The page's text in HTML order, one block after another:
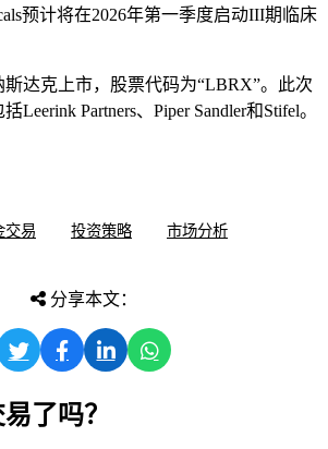
预计将在2026年第一季度启动III期临床
达克上市，股票代码为“LBRX”。此次
Leerink Partners、Piper Sandler和Stifel。
交易 投资策略 市场分析
分享本文：
了吗？